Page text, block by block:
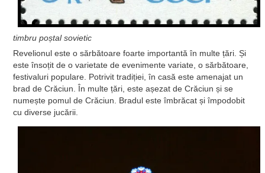
timbru poștal sovietic
Revelionul este o sărbătoare foarte importantă în multe țări. Și
este însoțit de o varietate de evenimente variate, o sărbătoare,
festivaluri populare. Potrivit tradiției, în casă este amenajat un
brad de Crăciun. În multe țări, este așezat de Crăciun și se
numește pomul de Crăciun. Bradul este îmbrăcat și împodobit
cu diverse jucării.